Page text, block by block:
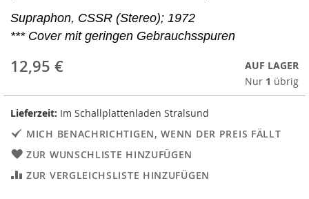
Supraphon, CSSR (Stereo); 1972
*** Cover mit geringen Gebrauchsspuren
12,95 €
AUF LAGER
Nur 1 übrig
Lieferzeit: Im Schallplattenladen Stralsund
MICH BENACHRICHTIGEN, WENN DER PREIS FÄLLT
ZUR WUNSCHLISTE HINZUFÜGEN
ZUR VERGLEICHSLISTE HINZUFÜGEN